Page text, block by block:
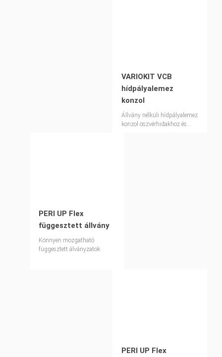
VARIOKIT VCB
hídpályalemez
konzol
Állvány nélküli hídpályalemez
konzol öszvérhidakhoz és
PERI UP Flex
függesztett állvány
Könnyen mozgatható
függesztett álványzatok
PERI UP Flex